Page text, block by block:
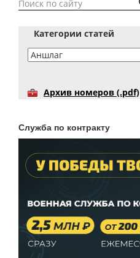
Категории статей
Архив номеров (.pdf)
Служба по контракту